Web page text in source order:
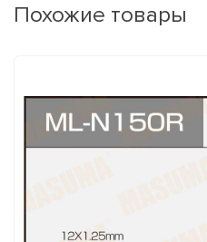
Похожие товары